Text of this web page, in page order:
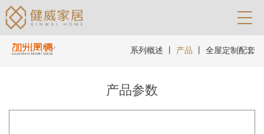
系列概述 产品 全屋定制配套
产品参数